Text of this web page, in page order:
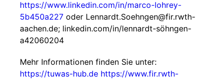
https://www.linkedin.com/in/marco-lohrey-
5b450a227 oder Lennardt.Soehngen@fir.rwth-
aachen.de; linkedin.com/in/lennardt-söhngen-
a42060204
Mehr Informationen finden Sie unter:
https://tuwas-hub.de https://www.fir.rwth-